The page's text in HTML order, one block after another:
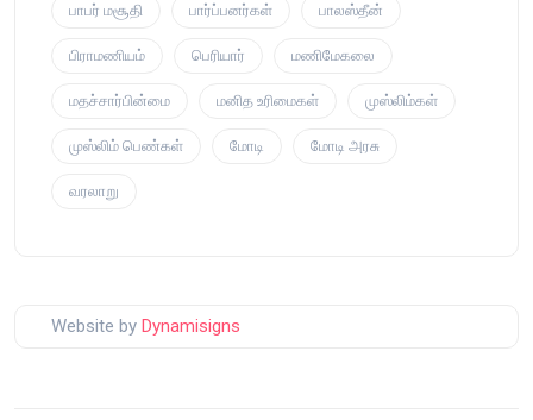
பாபர் மசூதி பார்ப்பனர்கள் பாலஸ்தீன்
பிராமணியம் பெரியார் மணிமேகலை
மதச்சார்பின்மை மனித உரிமைகள் முஸ்லிம்கள்
முஸ்லிம் பெண்கள் மோடி மோடி அரசு
வரலாறு
Website by Dynamisigns